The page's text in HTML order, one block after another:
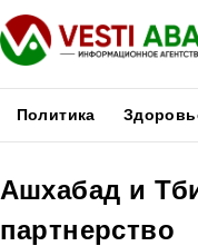
Политика
Ашхабад и
партнерство